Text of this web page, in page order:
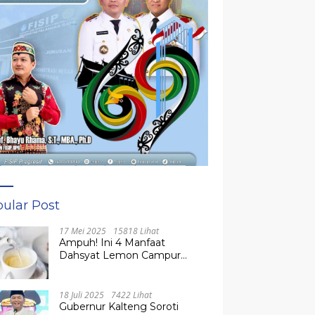
Post
17 Mei 2025 15818 Lihat
Ampuh! Ini 4 Manfaat
Dahsyat Lemon Campur
18 Juli 2025 7422 Lihat
Gubernur Kalteng Soroti